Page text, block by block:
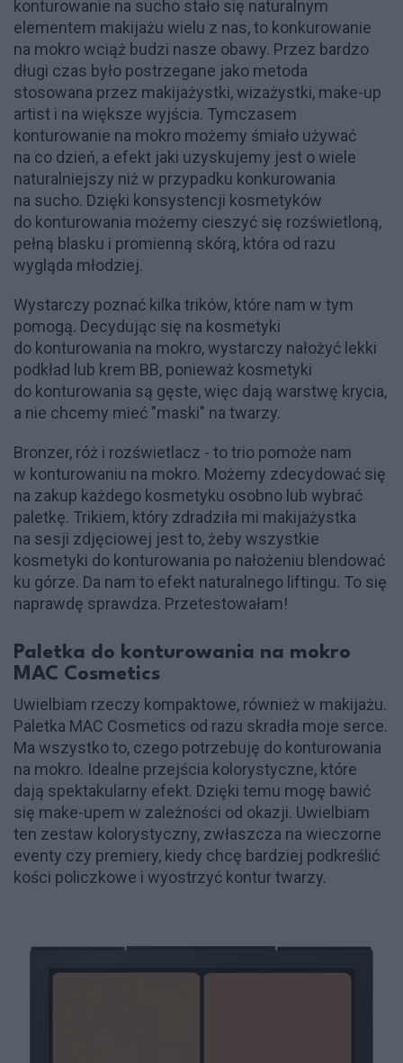
konturowanie na sucho stało się naturalnym
elementem makijażu wielu z nas, to konkurowanie
na mokro wciąż budzi nasze obawy. Przez bardzo
długi czas było postrzegane jako metoda
stosowana przez makijażystki, wizażystki, make-up
artist i na większe wyjścia. Tymczasem
konturowanie na mokro możemy śmiało używać
na co dzień, a efekt jaki uzyskujemy jest o wiele
naturalniejszy niż w przypadku konkurowania
na sucho. Dzięki konsystencji kosmetyków
do konturowania możemy cieszyć się rozświetloną,
pełną blasku i promienną skórą, która od razu
wygląda młodziej.
Wystarczy poznać kilka trików, które nam w tym
pomogą. Decydując się na kosmetyki
do konturowania na mokro, wystarczy nałożyć lekki
podkład lub krem BB, ponieważ kosmetyki
do konturowania są gęste, więc dają warstwę krycia,
a nie chcemy mieć "maski" na twarzy.
Bronzer, róż i rozświetlacz - to trio pomoże nam
w konturowaniu na mokro. Możemy zdecydować się
na zakup każdego kosmetyku osobno lub wybrać
paletkę. Trikiem, który zdradziła mi makijażystka
na sesji zdjęciowej jest to, żeby wszystkie
kosmetyki do konturowania po nałożeniu blendować
ku górze. Da nam to efekt naturalnego liftingu. To się
naprawdę sprawdza. Przetestowałam!
Paletka do konturowania na mokro
MAC Cosmetics
Uwielbiam rzeczy kompaktowe, również w makijażu.
Paletka MAC Cosmetics od razu skradła moje serce.
Ma wszystko to, czego potrzebuję do konturowania
na mokro. Idealne przejścia kolorystyczne, które
dają spektakularny efekt. Dzięki temu mogę bawić
się make-upem w zależności od okazji. Uwielbiam
ten zestaw kolorystyczny, zwłaszcza na wieczorne
eventy czy premiery, kiedy chcę bardziej podkreślić
kości policzkowe i wyostrzyć kontur twarzy.